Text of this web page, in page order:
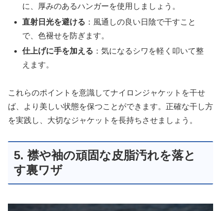
に、厚みのあるハンガーを使用しましょう。
直射日光を避ける ：風通しの良い日陰で干すこと
で、色褪せを防ぎます。
仕上げに手を加える ：気になるシワを軽く叩いて整
えます。
これらのポイントを意識してナイロンジャケットを干せ
ば、より美しい状態を保つことができます。正確な干し方
を実践し、大切なジャケットを長持ちさせましょう。
5. 襟や袖の頑固な皮脂汚れを落と
す裏ワザ